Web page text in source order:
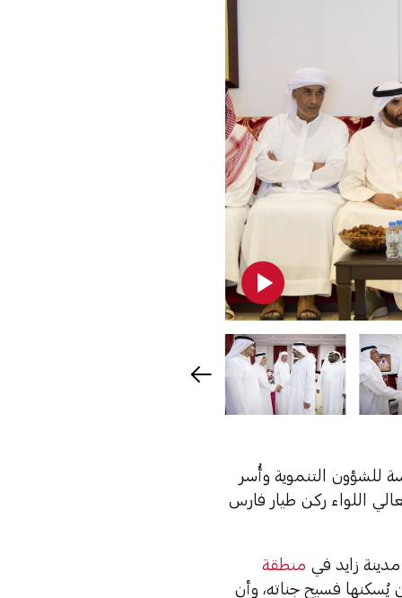
للشؤون التنموية وأُسر
اللواء ركن طيار فارس
زايد في منطقة
يُسكنها فسيح جناته، وأن